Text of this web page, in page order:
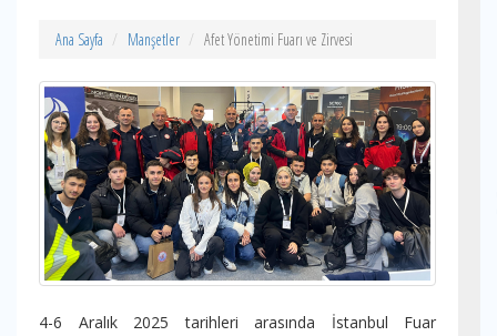
Ana Sayfa Manşetler Afet Yönetimi Fuarı ve Zirvesi
4-6 Aralık 2025 tarihleri arasında İstanbul Fuar